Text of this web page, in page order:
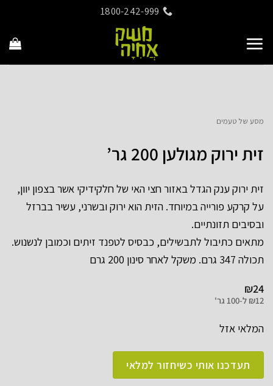
content
1800-242-999
מסע של טעמים
זית ירוק מגולען 200 גר’
זית ירוק ענק הגדל באזור חצי האי של חלקידיקי אשר בצפון יוון,
על קרקע פורייה במיוחד. הזית הוא ירוק ובשרני, עשיר בברזל
ובסיבים תזונתיים.
מתאים כתיבול לתבשילים, כבסיס לטפנד זיתים וכמובן לנשנוש.
תכולה 347 גרם. משקל לאחר סינון 200 גרם
₪24
₪12 ל-100 גר'
המלאי אזל